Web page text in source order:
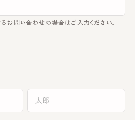
お問い合わせの場合はご入力ください。